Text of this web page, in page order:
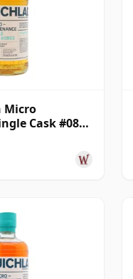
Micro
Cask #0893